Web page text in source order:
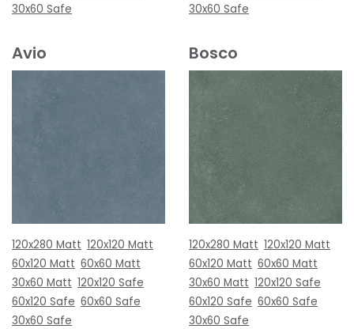
30x60 Safe
30x60 Safe
Avio
120x280 Matt 120x120 Matt
60x120 Matt 60x60 Matt
30x60 Matt 120x120 Safe
60x120 Safe 60x60 Safe
30x60 Safe
Bosco
120x280 Matt 120x120 Matt
60x120 Matt 60x60 Matt
30x60 Matt 120x120 Safe
60x120 Safe 60x60 Safe
30x60 Safe